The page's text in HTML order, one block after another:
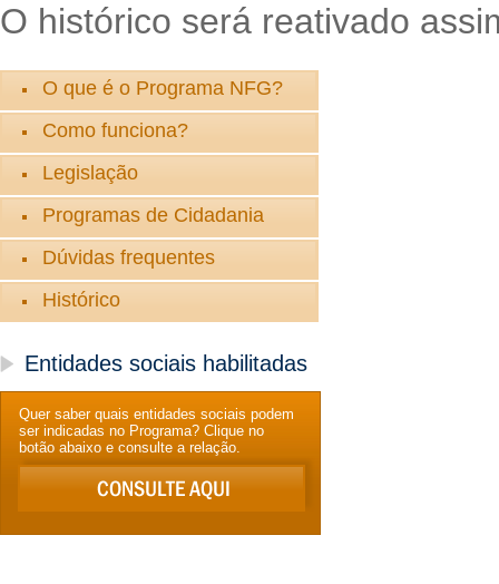
O histórico será reativado
O que é o Programa NFG?
Como funciona?
Legislação
Programas de Cidadania
Dúvidas frequentes
Histórico
Entidades sociais habilitadas
Quer saber quais entidades sociais podem
ser indicadas no Programa? Clique no
botão abaixo e consulte a relação.